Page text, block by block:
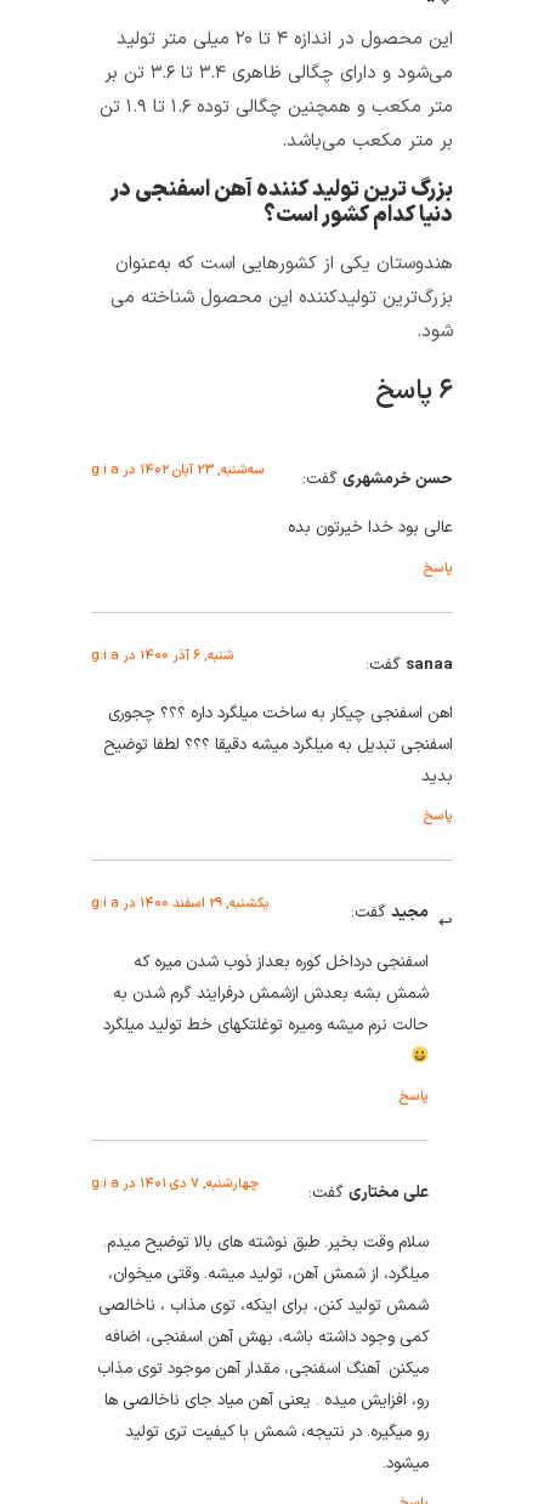
این محصول در اندازه ۴ تا ۲۰ میلی متر تولید
می‌شود و دارای چگالی ظاهری ۳.۴ تا ۳.۶ تن بر
متر مکعب و همچنین چگالی توده ۱.۶ تا ۱.۹ تن
بر متر مکعب می‌باشد.
بزرگ‌ ترین تولید کننده آهن اسفنجی در
دنیا کدام کشور است؟
هندوستان یکی از کشورهایی است که به‌عنوان
بزرگ‌ترین تولیدکننده این محصول شناخته می‌
حسن خرمشهری گفت: سه‌شنبه, ۲۳ آبان ۱۴۰۲ در g:i a
عالی بود خدا خیرتون بده
گفت:
اهن اسفنجی چیکار به ساخت میلگرد داره ؟؟؟ چجوری
اسفنجی تبدیل به میلگرد میشه دقیقا ؟؟؟ لطفا توضیح
گفت:
اسفنجی درداخل کوره بعداز ذوب شدن میره که
شمش بشه بعدش ازشمش درفرایند گرم شدن به
حالت نرم میشه ومیره توغلتکهای خط تولید میلگرد
علی مختاریگفت: چهارشنبه, ۷ دی ۱۴۰۱ در g:i a
سلام وقت بخیر. طبق نوشته های بالا توضیح میدم.
میلگرد، از شمش آهن، تولید میشه. وقتی میخوان،
شمش تولید کنن، برای اینکه، توی مذاب ، ناخالصی
کمی وجود داشته باشه، بهش آهن اسفنجی، اضافه
میکنن. آهنگ اسفنجی، مقدار آهن موجود توی مذاب
رو، افزایش میده . یعنی آهن میاد جای ناخالصی ها
رو میگیره. در نتیجه، شمش با کیفیت تری تولید